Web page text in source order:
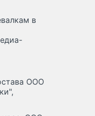
в
ООО